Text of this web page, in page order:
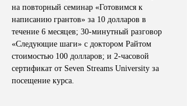
на повторный семинар «Готовимся к
написанию грантов» за 10 долларов в
течение 6 месяцев; 30-минутный разговор
«Следующие шаги» с доктором Райтом
стоимостью 100 долларов; и 2-часовой
сертификат от Seven Streams University за
посещение курса.